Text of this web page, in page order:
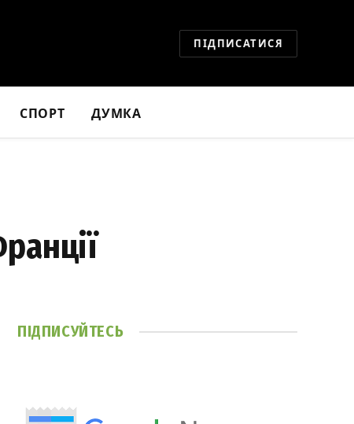
ПІДПИСАТИСЯ
СПОРТ ДУМКА
ПІДПИСУЙТЕСЬ